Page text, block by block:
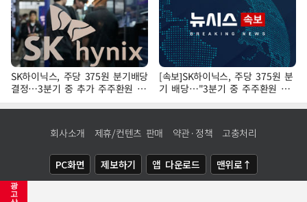
광
고
SK하이닉스, 주당 375원 분기배당
결정…3분기 중 추가 주주환원 발
표
[속보]SK하이닉스, 주당 375원 분
기 배당…"3분기 중 주주환원 방
안 확정"
회사소개 제휴/컨텐츠 판매 약관·정책 고충처리
PC화면 제보하기 앱 다운로드 맨위로↑